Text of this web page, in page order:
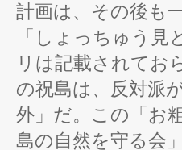
計画は、その後も
「しょっちゅう見
リは記載されてお
の祝島は、反対派
外」だ。この「お
島の自然を守る会